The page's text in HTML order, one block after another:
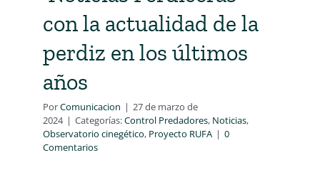
con la actualidad de la
perdiz en los últimos
años
PorComunicacion | 27 de marzo de
2024 | Categorías:Control Predadores, Noticias,
Observatorio cinegético, Proyecto RUFA | 0
Comentarios